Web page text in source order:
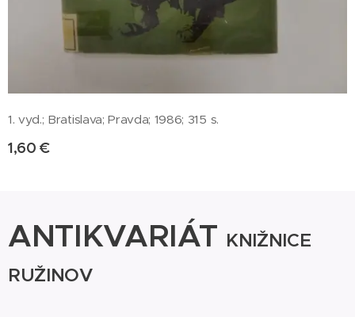
1. vyd.; Bratislava; Pravda; 1986; 315 s.
1,60 €
ANTIKVARIÁT KNIŽNICE
RUŽINOV